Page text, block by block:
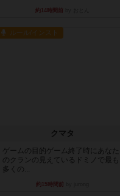
約14時間前
ルール/インスト
クマタ
ゲームの目的ゲーム終了時にあなた
のクランの見えているドミノで最も
多くの...
約15時間前